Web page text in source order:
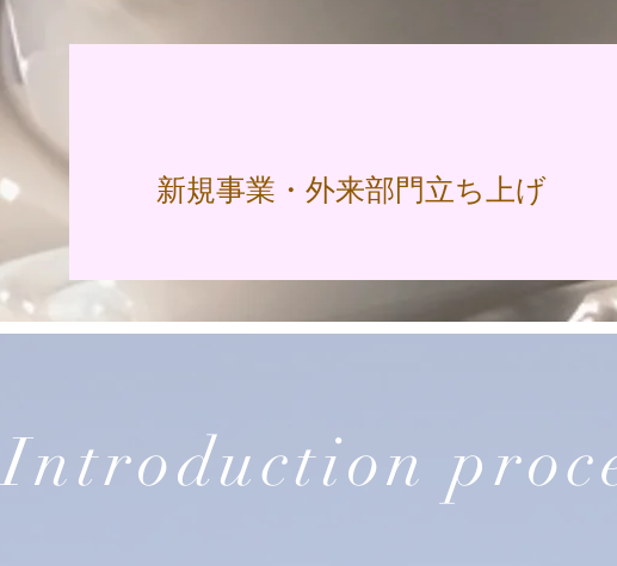
新規事業・外来部門立ち上げ
Introduction